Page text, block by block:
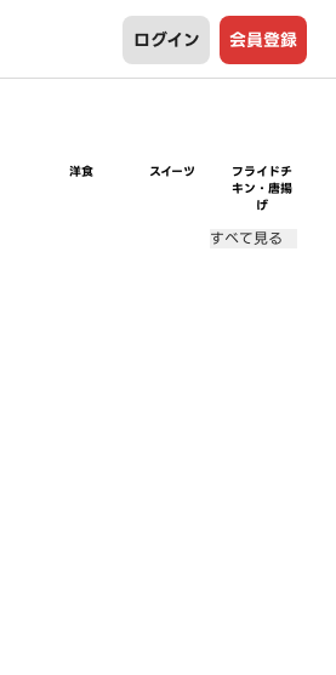
ログイン 会員登録
洋食 スイーツ
フライドチ
キン・唐揚
げ
すべて見る